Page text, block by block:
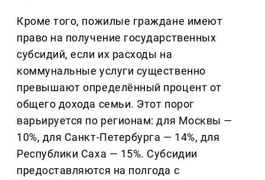
Кроме того, пожилые граждане имеют
право на получение государственных
субсидий, если их расходы на
коммунальные услуги существенно
превышают определённый процент от
общего дохода семьи. Этот порог
варьируется по регионам: для Москвы —
10%, для Санкт-Петербурга — 14%, для
Республики Саха — 15%. Субсидии
предоставляются на полгода с